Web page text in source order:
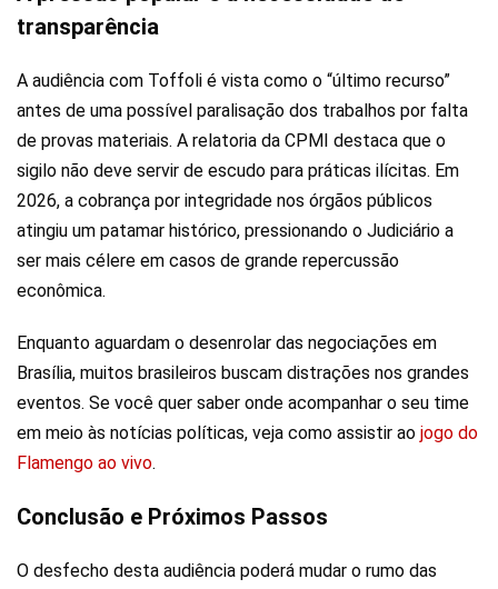
transparência
A audiência com Toffoli é vista como o “último recurso”
antes de uma possível paralisação dos trabalhos por falta
de provas materiais. A relatoria da CPMI destaca que o
sigilo não deve servir de escudo para práticas ilícitas. Em
2026, a cobrança por integridade nos órgãos públicos
atingiu um patamar histórico, pressionando o Judiciário a
ser mais célere em casos de grande repercussão
econômica.
Enquanto aguardam o desenrolar das negociações em
Brasília, muitos brasileiros buscam distrações nos grandes
eventos. Se você quer saber onde acompanhar o seu time
em meio às notícias políticas, veja como assistir ao jogo do
Flamengo ao vivo.
Conclusão e Próximos Passos
O desfecho desta audiência poderá mudar o rumo das